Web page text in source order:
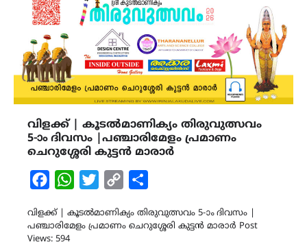
വിളക്ക് | കൂടൽമാണിക്യം തിരുവുത്സവം
5-ാം ദിവസം |പഞ്ചാരിമേളം പ്രമാണം
ചെറുശ്ശേരി കുട്ടൻ മാരാർ
FacebookWhatsAppTwitterCopy
വിളക്ക് | കൂടൽമാണിക്യം തിരുവുത്സവം 5-ാം ദിവസം |
പഞ്ചാരിമേളം പ്രമാണം ചെറുശ്ശേരി കുട്ടൻ മാരാർ Post
Views: 594